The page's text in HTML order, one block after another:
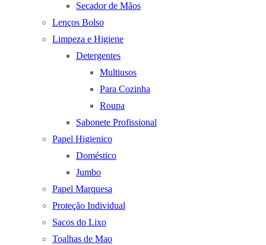
Secador de Mãos
Lenços Bolso
Limpeza e Higiene
Detergentes
Multiusos
Para Cozinha
Roupa
Sabonete Profissional
Papel Higienico
Doméstico
Jumbo
Papel Marquesa
Proteção Individual
Sacos do Lixo
Toalhas de Mao